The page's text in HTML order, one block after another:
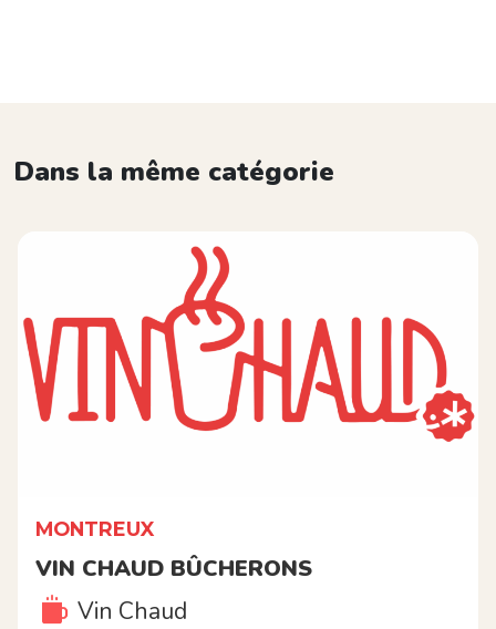
Dans la même catégorie
MONTREUX
VIN CHAUD BÛCHERONS
Vin Chaud